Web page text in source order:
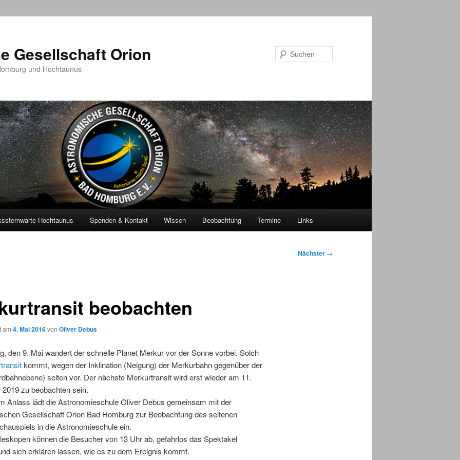
Gesellschaft Orion
und Hochtaunus
Hochtaunus Spenden & Kontakt Wissen Beobachtung Termine Links
Nächster →
beobachten
am 4. Mai 2016von Oliver Debus
den 9. Mai wandert der schnelle Planet Merkur vor der Sonne vorbei. Solch
kommt, wegen der Inklination (Neigung) der Merkurbahn gegenüber der
selten vor. Der nächste Merkurtransit wird erst wieder am 11.
zu beobachten sein.
Anlass lädt die Astronomieschule Oliver Debus gemeinsam mit der
Gesellschaft Orion Bad Homburg zur Beobachtung des seltenen
in die Astronomieschule ein.
können die Besucher von 13 Uhr ab, gefahrlos das Spektakel
sich erklären lassen, wie es zu dem Ereignis kommt.